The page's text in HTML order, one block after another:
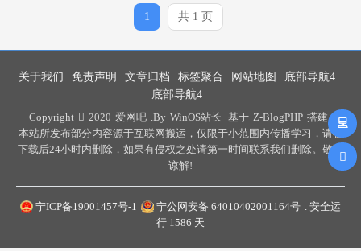
1 共 1 页
关于我们 免责声明 文章归档 标签聚合 网站地图
底部导航4
底部导航4
Copyright
2020 爱网吧 .By WinOS站长 基于 Z-BlogPHP 搭建 .
本站所发布部分内容源于互联网搬运，仅限于小范围内传播学习，请在
下载后24小时内删除，如果有侵权之处请第一时间联系我们删除。敬请
谅解!
宁ICP备19001457号-1 宁公网安备 64010402001164号 . 安全运
行 1586 天